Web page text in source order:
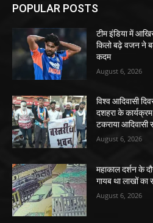
POPULAR POSTS
टीम इंडिया में
किलो बढ़े वजन ने
कदम
August 6, 2026
विश्व आदिवासी
दशहरा के
टकराया आदिवासी
August 6, 2026
महाकाल दर्शन के
गायब था लाखों का
August 6, 2026